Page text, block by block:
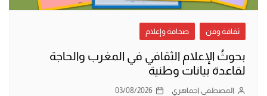
ثقافة وفن صحافة وإعلام
بحوثُ الإعلام الثقافي في المغرب والحاجة
لقاعدة بيانات وطنية
المصطفى اجماهري 03/08/2026